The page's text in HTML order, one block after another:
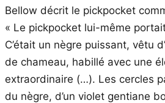
Bellow décrit le pickpocket
« Le pickpocket lui-même
C’était un nègre puissant, vêtu
de chameau, habillé avec une
extraordinaire (…). Les cercles
du nègre, d’un violet gentiane